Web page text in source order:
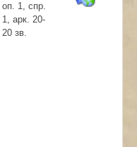
оп. 1, спр.
1, арк. 20-
20 зв.